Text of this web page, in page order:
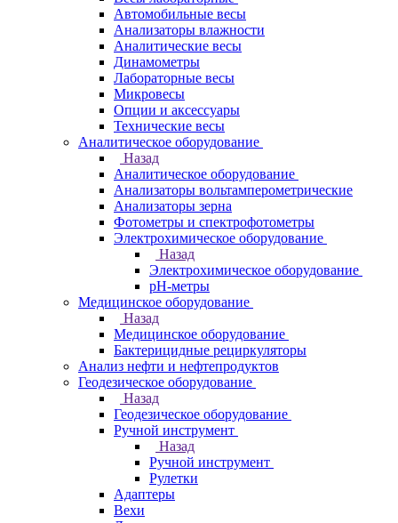
Автомобильные весы
Анализаторы влажности
Аналитические весы
Динамометры
Лабораторные весы
Микровесы
Опции и аксессуары
Технические весы
Аналитическое оборудование
Назад
Аналитическое оборудование
Анализаторы вольтамперометрические
Анализаторы зерна
Фотометры и спектрофотометры
Электрохимическое оборудование
Назад
Электрохимическое оборудование
pH-метры
Медицинское оборудование
Назад
Медицинское оборудование
Бактерицидные рециркуляторы
Анализ нефти и нефтепродуктов
Геодезическое оборудование
Назад
Геодезическое оборудование
Ручной инструмент
Назад
Ручной инструмент
Рулетки
Адаптеры
Вехи